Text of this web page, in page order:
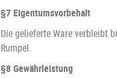
§7 Eigentumsvorbehalt
Die gelieferte Ware verbleibt
Rumpel.
§8 Gewährleistung